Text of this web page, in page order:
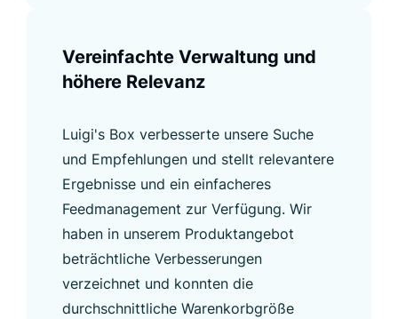
Vereinfachte Verwaltung und
höhere Relevanz
Luigi's Box verbesserte unsere Suche
und Empfehlungen und stellt relevantere
Ergebnisse und ein einfacheres
Feedmanagement zur Verfügung. Wir
haben in unserem Produktangebot
beträchtliche Verbesserungen
verzeichnet und konnten die
durchschnittliche Warenkorbgröße